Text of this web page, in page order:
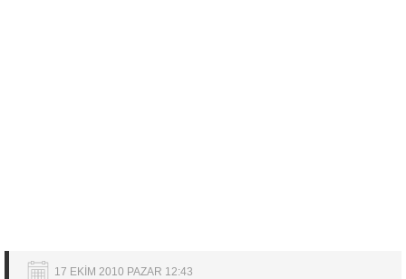
17 EKİM 2010 PAZAR 12:43